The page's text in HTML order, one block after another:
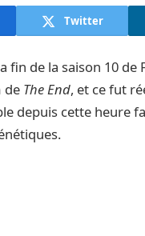
Twitter
fin de la saison 10
de The End, et ce fut
depuis cette